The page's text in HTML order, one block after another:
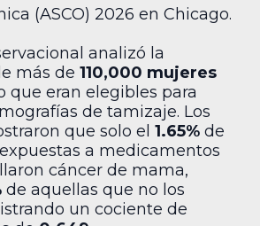
(ASCO) 2026 en Chicago.
analizó la
más de 110,000 mujeres
que eran elegibles para
de tamizaje. Los
que solo el 1.65% de
a medicamentos
cáncer de mama,
de aquellas que no los
un cociente de